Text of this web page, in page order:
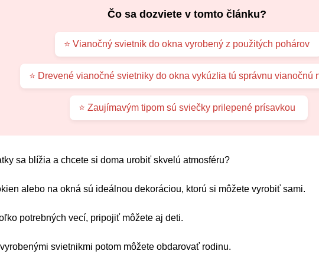
Čo sa dozviete v tomto článku?
⭐ Vianočný svietnik do okna vyrobený z použitých pohárov
⭐ Drevené vianočné svietniky do okna vykúzlia tú správnu vianočnú
⭐ Zaujímavým tipom sú sviečky prilepené prísavkou
sa blížia a chcete si doma urobiť skvelú atmosféru?
alebo na okná sú ideálnou dekoráciou, ktorú si môžete vyrobiť sami.
potrebných vecí, pripojiť môžete aj deti.
svietnikmi potom môžete obdarovať rodinu.